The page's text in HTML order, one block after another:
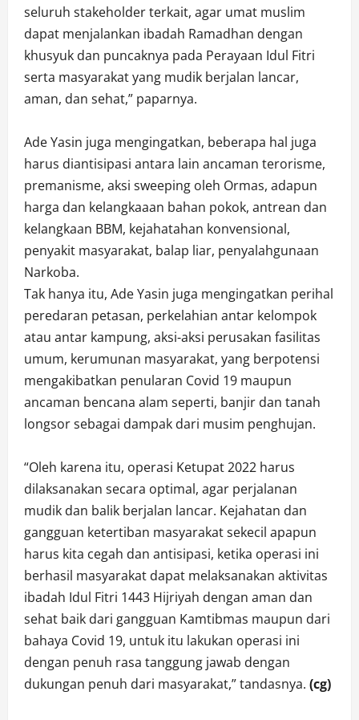
seluruh stakeholder terkait, agar umat muslim
dapat menjalankan ibadah Ramadhan dengan
khusyuk dan puncaknya pada Perayaan Idul Fitri
serta masyarakat yang mudik berjalan lancar,
aman, dan sehat,” paparnya.
Ade Yasin juga mengingatkan, beberapa hal juga
harus diantisipasi antara lain ancaman terorisme,
premanisme, aksi sweeping oleh Ormas, adapun
harga dan kelangkaaan bahan pokok, antrean dan
kelangkaan BBM, kejahatahan konvensional,
penyakit masyarakat, balap liar, penyalahgunaan
Narkoba.
Tak hanya itu, Ade Yasin juga mengingatkan perihal
peredaran petasan, perkelahian antar kelompok
atau antar kampung, aksi-aksi perusakan fasilitas
umum, kerumunan masyarakat, yang berpotensi
mengakibatkan penularan Covid 19 maupun
ancaman bencana alam seperti, banjir dan tanah
longsor sebagai dampak dari musim penghujan.
“Oleh karena itu, operasi Ketupat 2022 harus
dilaksanakan secara optimal, agar perjalanan
mudik dan balik berjalan lancar. Kejahatan dan
gangguan ketertiban masyarakat sekecil apapun
harus kita cegah dan antisipasi, ketika operasi ini
berhasil masyarakat dapat melaksanakan aktivitas
ibadah Idul Fitri 1443 Hijriyah dengan aman dan
sehat baik dari gangguan Kamtibmas maupun dari
bahaya Covid 19, untuk itu lakukan operasi ini
dengan penuh rasa tanggung jawab dengan
dukungan penuh dari masyarakat,” tandasnya. (cg)